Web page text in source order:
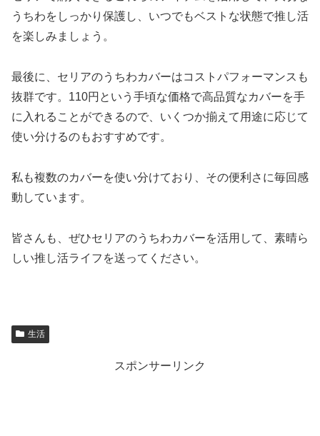
うちわをしっかり保護し、いつでもベストな状態で推し活
を楽しみましょう。
最後に、セリアのうちわカバーはコストパフォーマンスも
抜群です。110円という手頃な価格で高品質なカバーを手
に入れることができるので、いくつか揃えて用途に応じて
使い分けるのもおすすめです。
私も複数のカバーを使い分けており、その便利さに毎回感
動しています。
皆さんも、ぜひセリアのうちわカバーを活用して、素晴ら
しい推し活ライフを送ってください。
生活
スポンサーリンク